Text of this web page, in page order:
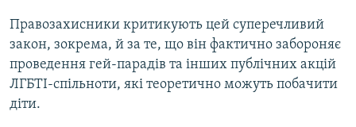
Правозахисники критикують цей суперечливий
закон, зокрема, й за те, що він фактично забороняє
проведення гей-парадів та інших публічних акцій
ЛГБТІ-спільноти, які теоретично можуть побачити
діти.